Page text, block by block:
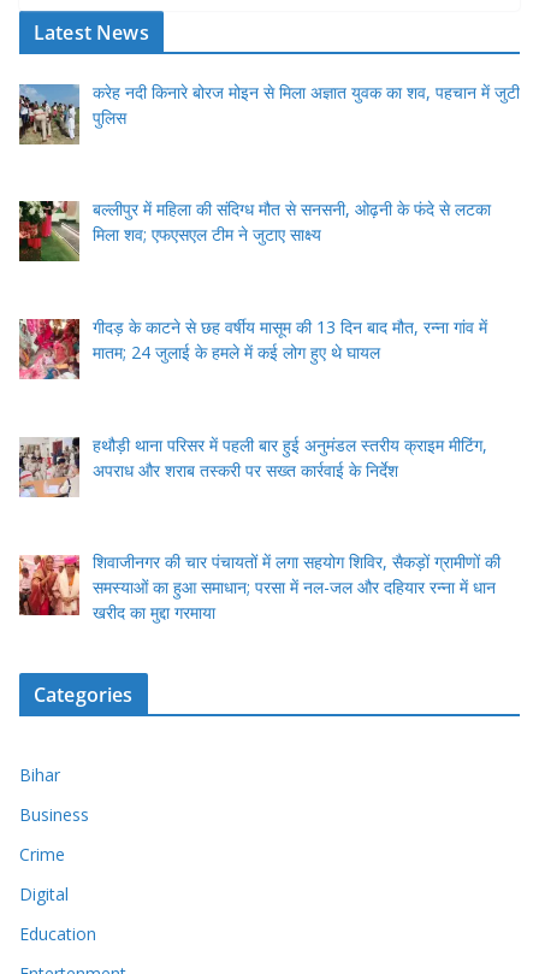
Latest News
करेह नदी किनारे बोरज मोइन से मिला अज्ञात युवक का शव, पहचान में जुटी
पुलिस
बल्लीपुर में महिला की संदिग्ध मौत से सनसनी, ओढ़नी के फंदे से लटका
मिला शव; एफएसएल टीम ने जुटाए साक्ष्य
गीदड़ के काटने से छह वर्षीय मासूम की 13 दिन बाद मौत, रन्ना गांव में
मातम; 24 जुलाई के हमले में कई लोग हुए थे घायल
हथौड़ी थाना परिसर में पहली बार हुई अनुमंडल स्तरीय क्राइम मीटिंग,
अपराध और शराब तस्करी पर सख्त कार्रवाई के निर्देश
शिवाजीनगर की चार पंचायतों में लगा सहयोग शिविर, सैकड़ों ग्रामीणों की
समस्याओं का हुआ समाधान; परसा में नल-जल और दहियार रन्ना में धान
खरीद का मुद्दा गरमाया
Categories
Bihar
Business
Crime
Digital
Education